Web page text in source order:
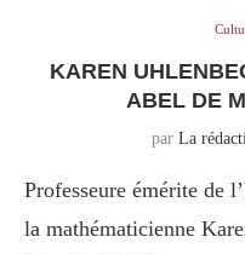
KAREN
ABEL DE
par La
Professeure émérite de
la mathématicienne